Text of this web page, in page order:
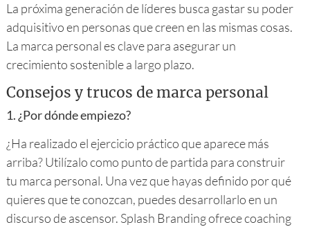
La próxima generación de líderes busca gastar su poder
adquisitivo en personas que creen en las mismas cosas.
La marca personal es clave para asegurar un
crecimiento sostenible a largo plazo.
Consejos y trucos de marca personal
1. ¿Por dónde empiezo?
¿Ha realizado el ejercicio práctico que aparece más
arriba? Utilízalo como punto de partida para construir
tu marca personal. Una vez que hayas definido por qué
quieres que te conozcan, puedes desarrollarlo en un
discurso de ascensor. Splash Branding ofrece coaching